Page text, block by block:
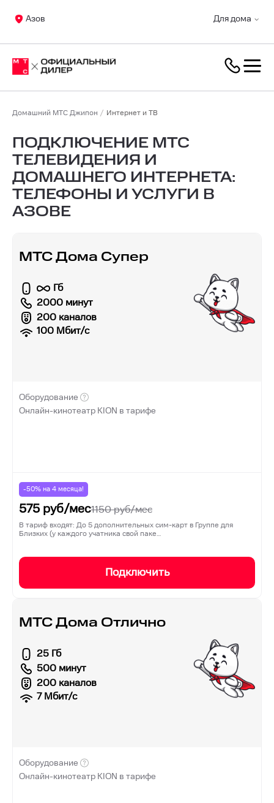
Для дома
Азов
Домашний МТС Джипон Интернет и ТВ
ПОДКЛЮЧЕНИЕ МТС
ТЕЛЕВИДЕНИЯ И
ДОМАШНЕГО ИНТЕРНЕТА:
ТЕЛЕФОНЫ И УСЛУГИ В
АЗОВЕ
МТС Дома Супер
Гб
2000 минут
200 каналов
100 Мбит/с
Оборудование
Онлайн-кинотеатр KION в тарифе
-50% на 4 месяца!
575 руб/мес1150руб/мес
В тариф входят: До 5 дополнительных сим-карт в Группе для
Близких (у каждого учатника свой паке…
Подключить
МТС Дома Отлично
25 Гб
500 минут
200 каналов
7Мбит/с
Оборудование
Онлайн-кинотеатр KION в тарифе